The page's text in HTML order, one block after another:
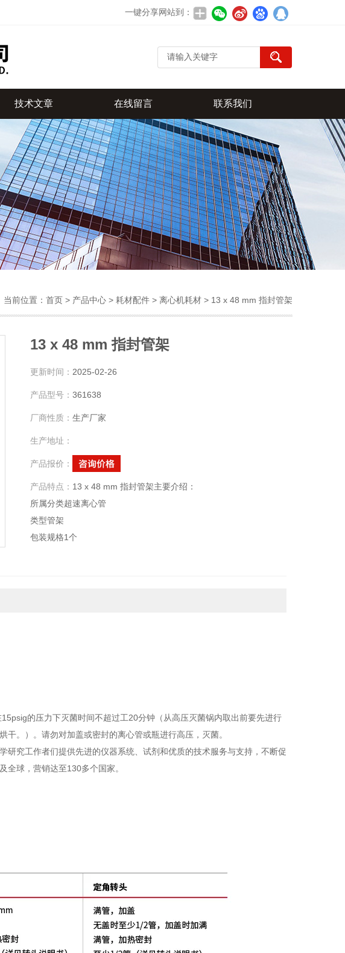
一键分享网站到：
技术文章 在线留言 联系我们
当前位置： 首页 > 产品中心 > 耗材配件 > 离心机耗材 > 13 x 48 mm 指封管架
13 x 48 mm 指封管架
更新时间： 2025-02-26
产品型号： 361638
厂商性质： 生产厂家
生产地址：
产品报价：
产品特点： 13 x 48 mm 指封管架主要介绍：
所属分类超速离心管
类型管架
包装规格1个
的压力下灭菌时间不超过工20分钟（从高压灭菌锅内取出前要先进行
。）。请勿对加盖或密封的离心管或瓶进行高压，灭菌。
研究工作者们提供先进的仪器系统、试剂和优质的技术服务与支持，不断促
全球，营销达至130多个国家。